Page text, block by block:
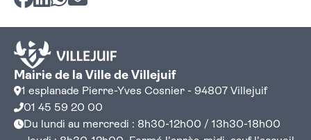
Mairie de la Ville de Villejuif
1 esplanade Pierre-Yves Cosnier - 94807 Villejuif
01 45 59 20 00
Du lundi au mercredi : 8h30-12h00 / 13h30-18h00